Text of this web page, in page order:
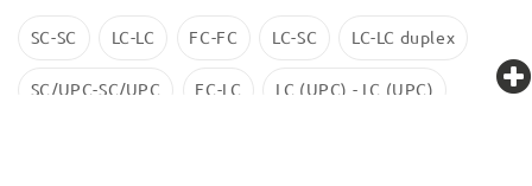
SC-SC LC-LC FC-FC LC-SC LC-LC duplex
SC/UPC-SC/UPC FC-LC LC (UPC) - LC (UPC)